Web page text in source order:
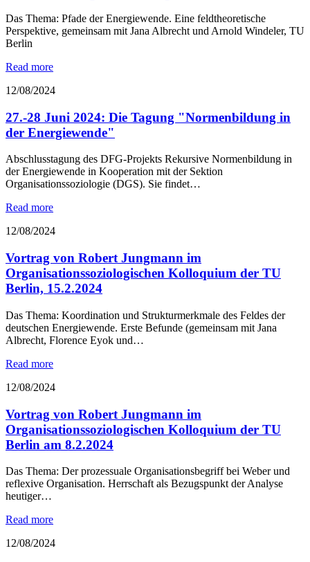
Das Thema: Pfade der Energiewende. Eine feldtheoretische
Perspektive, gemeinsam mit Jana Albrecht und Arnold Windeler, TU
Berlin
Read more
12/08/2024
27.-28 Juni 2024: Die Tagung "Normenbildung in
der Energiewende"
Abschlusstagung des DFG-Projekts Rekursive Normenbildung in
der Energiewende in Kooperation mit der Sektion
Organisationssoziologie (DGS). Sie findet…
Read more
12/08/2024
Vortrag von Robert Jungmann im
Organisationssoziologischen Kolloquium der TU
Berlin, 15.2.2024
Das Thema: Koordination und Strukturmerkmale des Feldes der
deutschen Energiewende. Erste Befunde (gemeinsam mit Jana
Albrecht, Florence Eyok und…
Read more
12/08/2024
Vortrag von Robert Jungmann im
Organisationssoziologischen Kolloquium der TU
Berlin am 8.2.2024
Das Thema: Der prozessuale Organisationsbegriff bei Weber und
reflexive Organisation. Herrschaft als Bezugspunkt der Analyse
heutiger…
Read more
12/08/2024